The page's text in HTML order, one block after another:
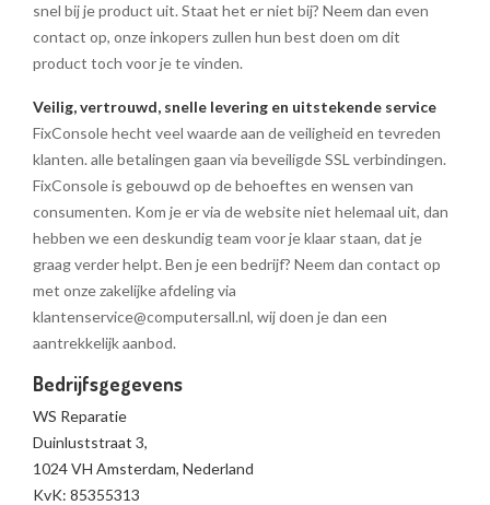
snel bij je product uit. Staat het er niet bij? Neem dan even
contact op, onze inkopers zullen hun best doen om dit
product toch voor je te vinden.
Veilig, vertrouwd, snelle levering en uitstekende service
FixConsole hecht veel waarde aan de veiligheid en tevreden
klanten. alle betalingen gaan via beveiligde SSL verbindingen.
FixConsole is gebouwd op de behoeftes en wensen van
consumenten. Kom je er via de website niet helemaal uit, dan
hebben we een deskundig team voor je klaar staan, dat je
graag verder helpt. Ben je een bedrijf? Neem dan contact op
met onze zakelijke afdeling via
klantenservice@computersall.nl, wij doen je dan een
aantrekkelijk aanbod.
Bedrijfsgegevens
WS Reparatie
Duinluststraat 3,
1024 VH Amsterdam, Nederland
KvK: 85355313